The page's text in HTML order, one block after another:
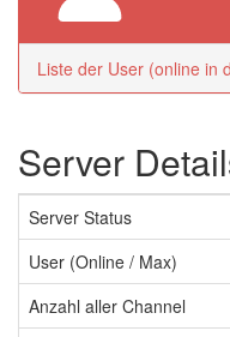
Liste der User (online in
Server
Server Status
User (Online / Max)
Anzahl aller Channel